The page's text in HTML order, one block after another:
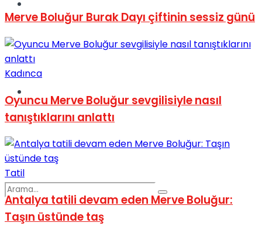
Merve Boluğur Burak Dayı çiftinin sessiz günü
Kadınca
Oyuncu Merve Boluğur sevgilisiyle nasıl
tanıştıklarını anlattı
Tatil
Antalya tatili devam eden Merve Boluğur:
Taşın üstünde taş